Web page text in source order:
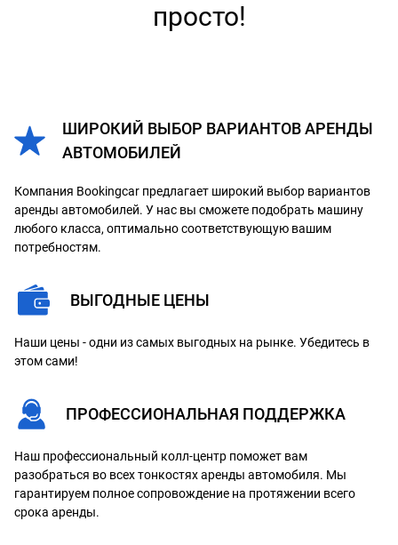
просто!
ШИРОКИЙ ВЫБОР ВАРИАНТОВ АРЕНДЫ
АВТОМОБИЛЕЙ
Компания Bookingcar предлагает широкий выбор вариантов
аренды автомобилей. У нас вы сможете подобрать машину
любого класса, оптимально соответствующую вашим
потребностям.
ВЫГОДНЫЕ ЦЕНЫ
Наши цены - одни из самых выгодных на рынке. Убедитесь в
этом сами!
ПРОФЕССИОНАЛЬНАЯ ПОДДЕРЖКА
Наш профессиональный колл-центр поможет вам
разобраться во всех тонкостях аренды автомобиля. Мы
гарантируем полное сопровождение на протяжении всего
срока аренды.